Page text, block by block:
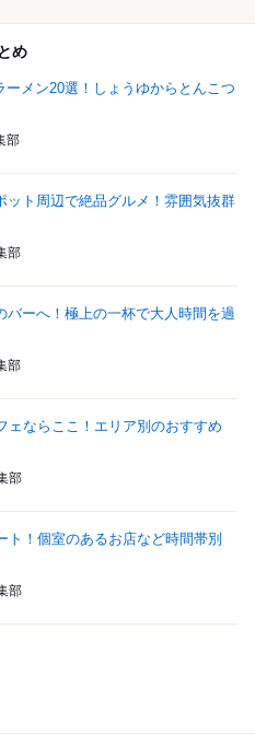
め
ーメン20選！しょうゆからとんこつ
部
ット周辺で絶品グルメ！雰囲気抜群
部
バーへ！極上の一杯で大人時間を過
部
ェならここ！エリア別のおすすめ
部
ト！個室のあるお店など時間帯別
部